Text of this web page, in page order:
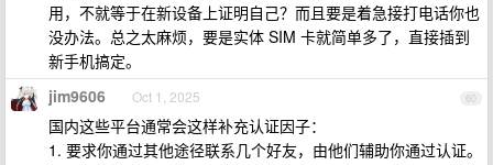
用，不就等于在新设备上证明自己？而且要是着急接打电话你也
没办法。总之太麻烦，要是实体 SIM 卡就简单多了，直接插到
新手机搞定。
60
jim9606 Oct 1, 2025
国内这些平台通常会这样补充认证因子：
1. 要求你通过其他途径联系几个好友，由他们辅助你通过认证。